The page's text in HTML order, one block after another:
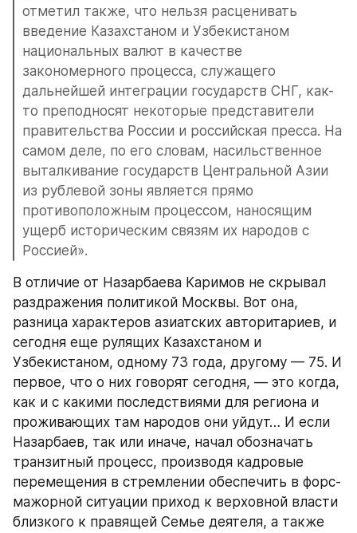
отметил также, что нельзя расценивать
введение Казахстаном и Узбекистаном
национальных валют в качестве
закономерного процесса, служащего
дальнейшей интеграции государств СНГ, как-
то преподносят некоторые представители
правительства России и российская пресса. На
самом деле, по его словам, насильственное
выталкивание государств Центральной Азии
из рублевой зоны является прямо
противоположным процессом, наносящим
ущерб историческим связям их народов с
Россией».
В отличие от Назарбаева Каримов не скрывал
раздражения политикой Москвы. Вот она,
разница характеров азиатских авторитариев, и
сегодня еще рулящих Казахстаном и
Узбекистаном, одному 73 года, другому — 75. И
первое, что о них говорят сегодня, — это когда,
как и с какими последствиями для региона и
проживающих там народов они уйдут… И если
Назарбаев, так или иначе, начал обозначать
транзитный процесс, производя кадровые
перемещения в стремлении обеспечить в форс-
мажорной ситуации приход к верховной власти
близкого к правящей Семье деятеля, а также